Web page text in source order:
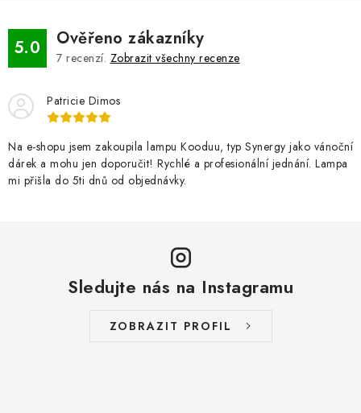
5.0 Ověřeno zákazníky
7 recenzí. Zobrazit všechny recenze
Patricie Dimos
Na e-shopu jsem zakoupila lampu Kooduu, typ Synergy jako vánoční
dárek a mohu jen doporučit! Rychlé a profesionální jednání. Lampa
mi přišla do 5ti dnů od objednávky.
Sledujte nás na Instagramu
ZOBRAZIT PROFIL